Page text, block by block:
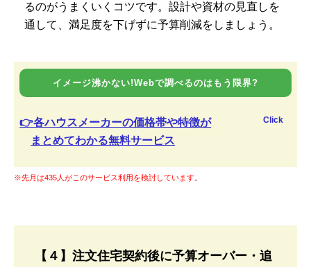
るのがうまくいくコツです。設計や資材の見直しを
通して、満足度を下げずに予算削減をしましょう。
イメージ沸かない!Webで調べるのはもう限界?
👉各ハウスメーカーの価格帯や特徴が
まとめてわかる無料サービス
Click
※先月は435人がこのサービス利用を検討しています。
【４】注文住宅契約後に予算オーバー・追